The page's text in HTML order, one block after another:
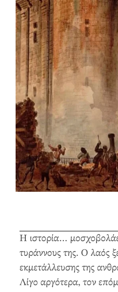
Η ιστορία…
τυράννους της. Ο λαός
εκμετάλλευσης της
Λίγο αργότερα, τον